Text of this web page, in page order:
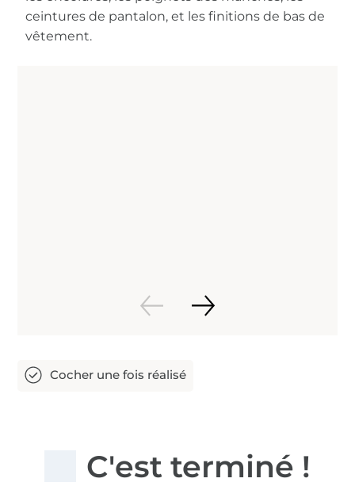
ceintures de pantalon, et les finitions de bas de
vêtement.
C'est terminé !